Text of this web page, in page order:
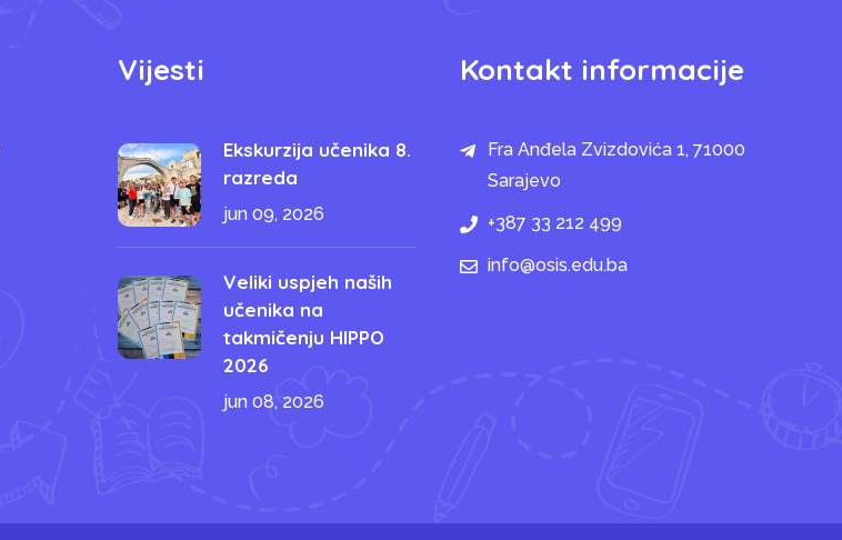
Vijesti
Ekskurzija učenika 8.
razreda
jun 09, 2026
Veliki uspjeh naših
učenika na
takmičenju HIPPO
2026
jun 08, 2026
Kontakt informacije
Fra Anđela Zvizdovića 1, 71000
Sarajevo
+387 33 212 499
info@osis.edu.ba